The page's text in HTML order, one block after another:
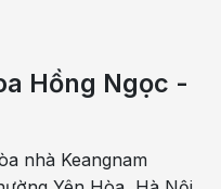
Hồng Ngọc là một
mạnh mẽ vào các
sữa mẹ với nhiều kết
Hồng Ngọc -
nhà Keangnam